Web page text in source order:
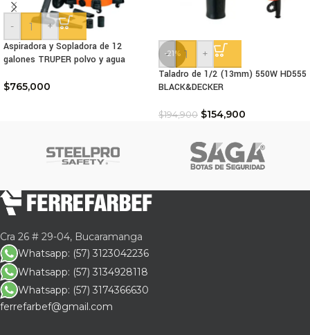
-
+
Aspiradora y Sopladora de 12
galones TRUPER polvo y agua
$765,000
-21%
-
+
Taladro de 1/2 (13mm) 550W HD555
BLACK&DECKER
$194,900 $154,900
Cra 26 # 29-04, Bucaramanga
Whatsapp: (57) 3123042236
Whatsapp: (57) 3134928118
Whatsapp: (57) 3174366630
ferrefarbef@gmail.com